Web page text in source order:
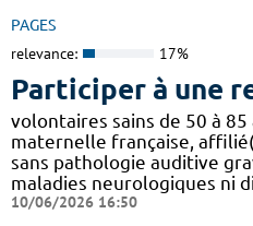
PAGES
relevance: 17%
Participer à une
volontaires sains de 50 à 85
maternelle française,
sans pathologie auditive
maladies neurologiques ni
10/06/2026 16:50